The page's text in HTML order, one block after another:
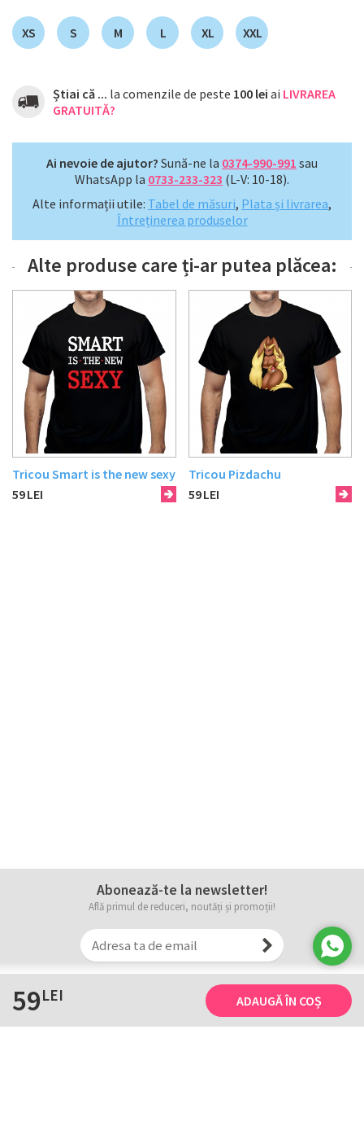
XS S M L XL XXL
59LEI ADAUGĂ ÎN COȘ
Știai că ... la comenzile de peste 100 lei ai LIVRAREA
GRATUITĂ?
Ai nevoie de ajutor? Sună-ne la 0374-990-991 sau
WhatsApp la 0733-233-323 (L-V: 10-18).
Alte informații utile: Tabel de măsuri, Plata și livrarea,
Întreținerea produselor
Alte produse care ți-ar putea plăcea:
Tricou Smart is the new sexy
59LEI
Tricou Pizdachu
59LEI
Abonează-te la newsletter!
Află primul de reduceri, noutăți și promoții!
Tricourile noastre